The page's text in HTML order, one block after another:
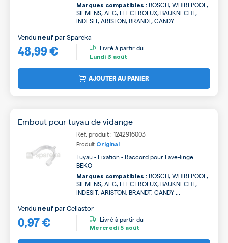
Marques compatibles : BOSCH, WHIRLPOOL,
SIEMENS, AEG, ELECTROLUX, BAUKNECHT,
INDESIT, ARISTON, BRANDT, CANDY ...
48,99 €
Vendu neuf parSpareka
Livré à partir du
Lundi 3 août
AJOUTER AU PANIER
Embout pour tuyau de vidange
Ref. produit : 1242916003
Produit Original
Tuyau - Fixation - Raccord pour Lave-linge
BEKO
Marques compatibles : BOSCH, WHIRLPOOL,
SIEMENS, AEG, ELECTROLUX, BAUKNECHT,
INDESIT, ARISTON, BRANDT, CANDY ...
0,97 €
Vendu neuf parCellastor
Livré à partir du
Mercredi 5 août